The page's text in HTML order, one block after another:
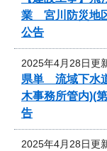
業 宮川防災地
公告
2025年4月28日更
県単 流域下水
木事務所管内)(
告
2025年4月28日更